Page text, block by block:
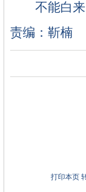
不能白来
责编：靳楠
打印本页